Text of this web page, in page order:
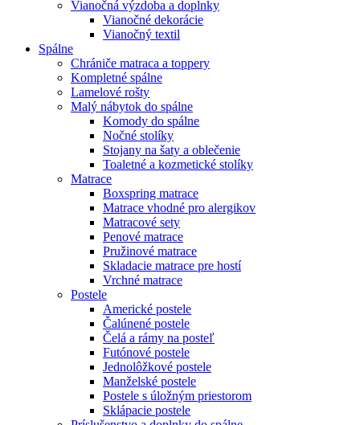
Vianočná výzdoba a doplnky
Vianočné dekorácie
Vianočný textil
Spálne
Chrániče matraca a toppery
Kompletné spálne
Lamelové rošty
Malý nábytok do spálne
Komody do spálne
Nočné stolíky
Stojany na šaty a oblečenie
Toaletné a kozmetické stolíky
Matrace
Boxspring matrace
Matrace vhodné pro alergikov
Matracové sety
Penové matrace
Pružinové matrace
Skladacie matrace pre hostí
Vrchné matrace
Postele
Americké postele
Čalúnené postele
Čelá a rámy na posteľ
Futónové postele
Jednolôžkové postele
Manželské postele
Postele s úložným priestorom
Sklápacie postele